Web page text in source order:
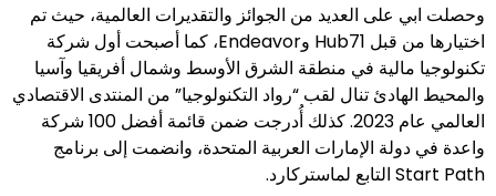
وحصلت ابي على العديد من الجوائز والتقديرات العالمية، حيث تم
اختيارها من قبل Hub71 وEndeavor، كما أصبحت أول شركة
تكنولوجيا مالية في منطقة الشرق الأوسط وشمال أفريقيا وآسيا
والمحيط الهادئ تنال لقب “رواد التكنولوجيا” من المنتدى الاقتصادي
العالمي عام 2023. كذلك أُدرجت ضمن قائمة أفضل 100 شركة
واعدة في دولة الإمارات العربية المتحدة، وانضمت إلى برنامج
Start Path التابع لماستركارد.